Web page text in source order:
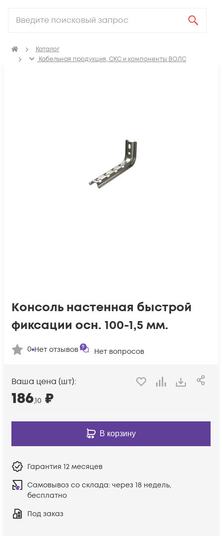
Каталог
Кабельная продукция, СКС и компоненты ВОЛС
Консоль настенная быстрой
фиксации осн. 100-1,5 мм.
0 Нет отзывов Нет вопросов
Ваша цена (шт):
186,10 ₽
В корзину
Гарантия 12 месяцев
Самовывоз со склада: через 18 недель,
бесплатно
Под заказ